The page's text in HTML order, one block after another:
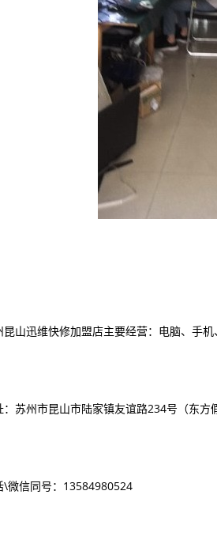
迅维快修加盟店主要经营：电脑、手机
州市昆山市陆家镇友谊路234号（东方假
信同号：13584980524